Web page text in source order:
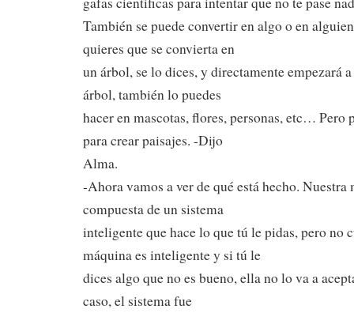
También se puede convertir en algo o en
quieres que se convierta en
un árbol, se lo dices, y directamente empezará
árbol, también lo puedes
hacer en mascotas, flores, personas, etc… Pero
para crear paisajes. -Dijo
Alma.
-Ahora vamos a ver de qué está hecho. Nuestra
compuesta de un sistema
inteligente que hace lo que tú le pidas, pero no
máquina es inteligente y si tú le
dices algo que no es bueno, ella no lo va a
caso, el sistema fue